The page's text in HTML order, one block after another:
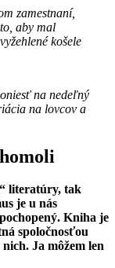
zamestnaní,
aby mal
košele
na nedeľný
na lovcov a
literatúry, tak
je u nás
Kniha je
spoločnosťou
Ja môžem len